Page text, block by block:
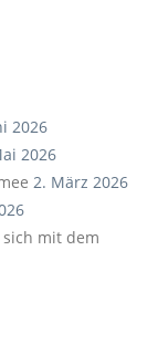
2026
2026
2. März 2026
mit dem